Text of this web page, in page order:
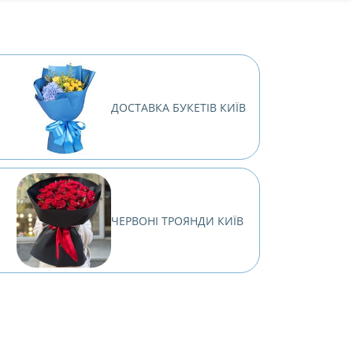
ДОСТАВКА БУКЕТІВ КИЇВ
ЧЕРВОНІ ТРОЯНДИ КИЇВ